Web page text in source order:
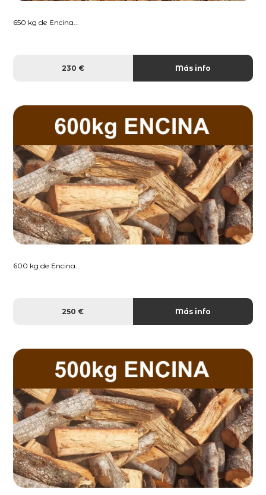
650 kg de Encina...
230 € Más info
600 kg de Encina...
250 € Más info